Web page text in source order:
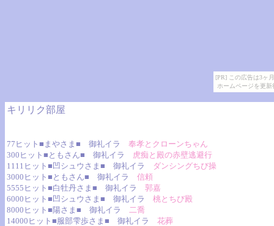
[PR] この広告は3ヶ
ホームページを更
キリリク部屋
77ヒット■まやさま■ 御礼イラ 奉孝とクローンちゃん
300ヒット■ともさん■ 御礼イラ 虎痴と殿の赤壁逃避行
1111ヒット■凹シュウさま■ 御礼イラ
ダンシングちび操
3000ヒット■ともさん■ 御礼イラ 信頼
5555ヒット■白牡丹さま■ 御礼イラ 郭嘉
6000ヒット■凹シュウさま■ 御礼イラ 桃とちび殿
8000ヒット■陽さま■ 御礼イラ 二喬
14000ヒット■服部雫歩さま■ 御礼イラ 花葬